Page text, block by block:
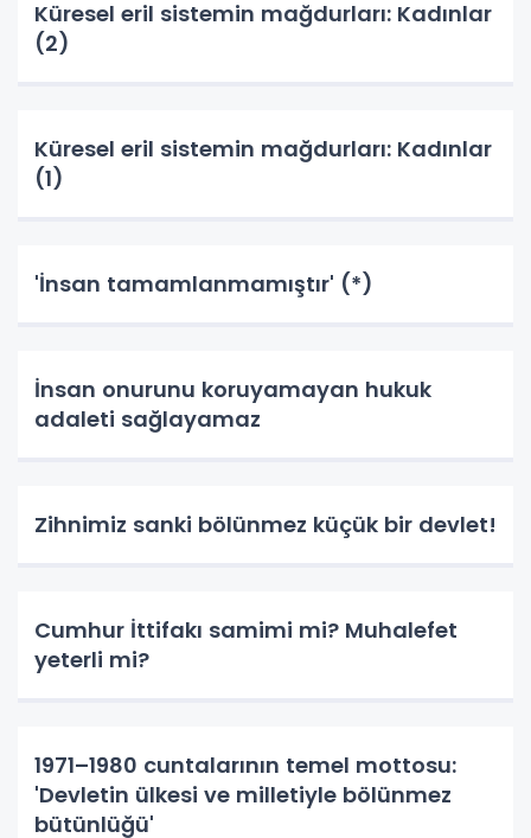
Küresel eril sistemin mağdurları: Kadınlar
(2)
Küresel eril sistemin mağdurları: Kadınlar
(1)
'İnsan tamamlanmamıştır' (*)
İnsan onurunu koruyamayan hukuk
adaleti sağlayamaz
Zihnimiz sanki bölünmez küçük bir devlet!
Cumhur İttifakı samimi mi? Muhalefet
yeterli mi?
1971–1980 cuntalarının temel mottosu:
'Devletin ülkesi ve milletiyle bölünmez
bütünlüğü'